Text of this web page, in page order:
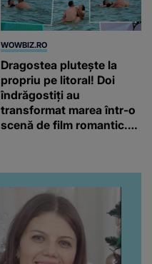
WOWBIZ.RO
Dragostea plutește la
propriu pe litoral! Doi
îndrăgostiți au
transformat marea într-o
scenă de film romantic.